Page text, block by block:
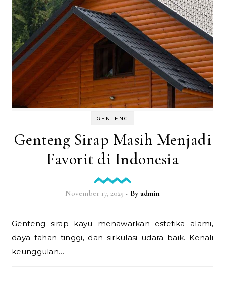
GENTENG
Genteng Sirap Masih Menjadi
Favorit di Indonesia
November 17, 2025 - By admin
Genteng sirap kayu menawarkan estetika alami,
daya tahan tinggi, dan sirkulasi udara baik. Kenali
keunggulan…